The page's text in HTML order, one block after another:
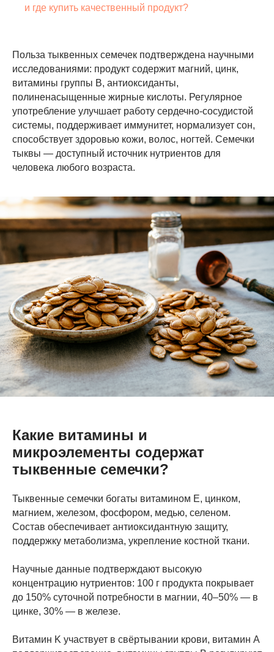
и где купить качественный продукт?
Польза тыквенных семечек подтверждена научными
исследованиями: продукт содержит магний, цинк,
витамины группы B, антиоксиданты,
полиненасыщенные жирные кислоты. Регулярное
употребление улучшает работу сердечно-сосудистой
системы, поддерживает иммунитет, нормализует сон,
способствует здоровью кожи, волос, ногтей. Семечки
тыквы — доступный источник нутриентов для
человека любого возраста.
Какие витамины и
микроэлементы содержат
тыквенные семечки?
Тыквенные семечки богаты витамином E, цинком,
магнием, железом, фосфором, медью, селеном.
Состав обеспечивает антиоксидантную защиту,
поддержку метаболизма, укрепление костной ткани.
Научные данные подтверждают высокую
концентрацию нутриентов: 100 г продукта покрывает
до 150% суточной потребности в магнии, 40–50% — в
цинке, 30% — в железе.
Витамин K участвует в свёртывании крови, витамин A